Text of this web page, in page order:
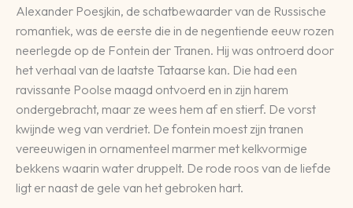
Alexander Poesjkin, de schatbewaarder van de Russische
romantiek, was de eerste die in de negentiende eeuw rozen
neerlegde op de Fontein der Tranen. Hij was ontroerd door
het verhaal van de laatste Tataarse kan. Die had een
ravissante Poolse maagd ontvoerd en in zijn harem
ondergebracht, maar ze wees hem af en stierf. De vorst
kwijnde weg van verdriet. De fontein moest zijn tranen
vereeuwigen in ornamenteel marmer met kelkvormige
bekkens waarin water druppelt. De rode roos van de liefde
ligt er naast de gele van het gebroken hart.